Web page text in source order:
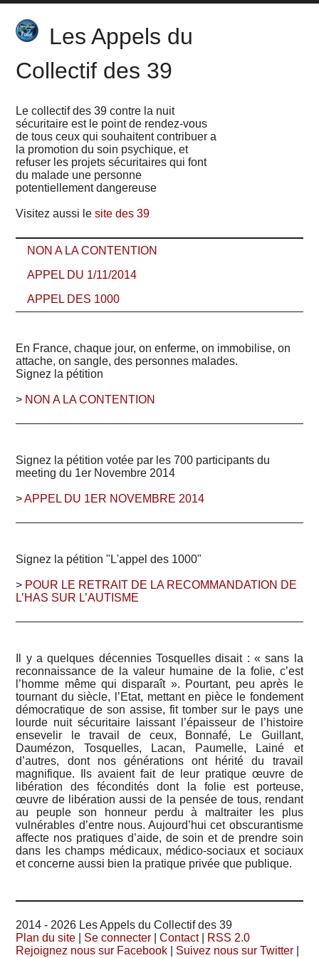
Les Appels du
Collectif des 39
Le collectif des 39 contre la nuit
sécuritaire est le point de rendez-vous
de tous ceux qui souhaitent contribuer a
la promotion du soin psychique, et
refuser les projets sécuritaires qui font
du malade une personne
potentiellement dangereuse
Visitez aussi lesite des 39
NON A LA CONTENTION
APPEL DU 1/11/2014
APPEL DES 1000
En France, chaque jour, on enferme, on immobilise, on
attache, on sangle, des personnes malades.
Signez la pétition
> NON A LA CONTENTION
Signez la pétition votée par les 700 participants du
meeting du 1er Novembre 2014
>APPEL DU 1ER NOVEMBRE 2014
Signez la pétition "L'appel des 1000"
> POUR LE RETRAIT DE LA RECOMMANDATION DE
L’HAS SUR L’AUTISME
Il y a quelques décennies Tosquelles disait : « sans la
reconnaissance de la valeur humaine de la folie, c’est
l’homme même qui disparaît ». Pourtant, peu après le
tournant du siècle, l’Etat, mettant en pièce le fondement
démocratique de son assise, fit tomber sur le pays une
lourde nuit sécuritaire laissant l’épaisseur de l’histoire
ensevelir le travail de ceux, Bonnafé, Le Guillant,
Daumézon, Tosquelles, Lacan, Paumelle, Lainé et
d’autres, dont nos générations ont hérité du travail
magnifique. Ils avaient fait de leur pratique œuvre de
libération des fécondités dont la folie est porteuse,
œuvre de libération aussi de la pensée de tous, rendant
au peuple son honneur perdu à maltraiter les plus
vulnérables d’entre nous. Aujourd’hui cet obscurantisme
affecte nos pratiques d’aide, de soin et de prendre soin
dans les champs médicaux, médico-sociaux et sociaux
et concerne aussi bien la pratique privée que publique.
2014 - 2026 Les Appels du Collectif des 39
Plan du site
Se connecter |Contact| RSS 2.0
Rejoignez nous sur Facebook
Suivez nous sur Twitter